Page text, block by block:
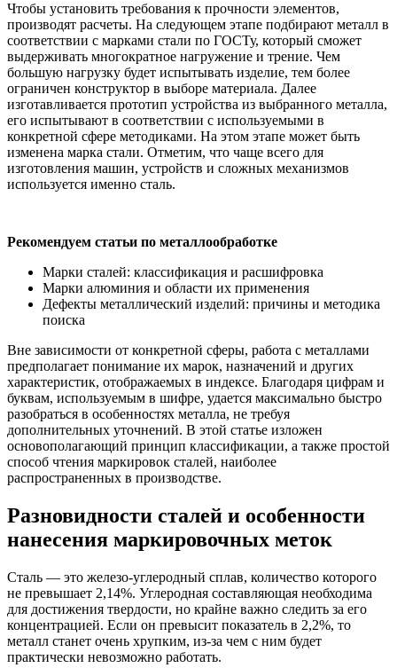
Чтобы установить требования к прочности элементов,
производят расчеты. На следующем этапе подбирают металл в
соответствии с марками стали по ГОСТу, который сможет
выдерживать многократное нагружение и трение. Чем
большую нагрузку будет испытывать изделие, тем более
ограничен конструктор в выборе материала. Далее
изготавливается прототип устройства из выбранного металла,
его испытывают в соответствии с используемыми в
конкретной сфере методиками. На этом этапе может быть
изменена марка стали. Отметим, что чаще всего для
изготовления машин, устройств и сложных механизмов
используется именно сталь.
Рекомендуем статьи по металлообработке
Марки сталей: классификация и расшифровка
Марки алюминия и области их применения
Дефекты металлический изделий: причины и методика
поиска
Вне зависимости от конкретной сферы, работа с металлами
предполагает понимание их марок, назначений и других
характеристик, отображаемых в индексе. Благодаря цифрам и
буквам, используемым в шифре, удается максимально быстро
разобраться в особенностях металла, не требуя
дополнительных уточнений. В этой статье изложен
основополагающий принцип классификации, а также простой
способ чтения маркировок сталей, наиболее
распространенных в производстве.
Разновидности сталей и особенности
нанесения маркировочных меток
Сталь — это железо-углеродный сплав, количество которого
не превышает 2,14%. Углеродная составляющая необходима
для достижения твердости, но крайне важно следить за его
концентрацией. Если он превысит показатель в 2,2%, то
металл станет очень хрупким, из-за чем с ним будет
практически невозможно работать.